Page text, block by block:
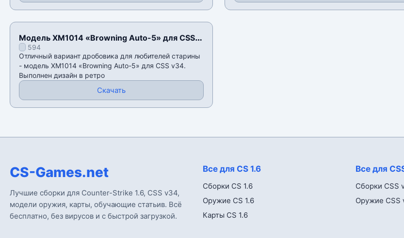
Модель XM1014 «Browning Auto-5» для CSS
v34594
Отличный вариант дробовика для любителей старины
- модель XM1014 «Browning Auto-5» для CSS v34.
Выполнен дизайн в ретро
Скачать
CS-Games.net
Лучшие сборки для Counter-Strike 1.6, CSS v34,
модели оружия, карты, обучающие статьив. Всё
бесплатно, без вирусов и с быстрой загрузкой.
Все для CS 1.6
Сборки CS 1.6
Оружие CS 1.6
Карты CS 1.6
Все для
Сборки CSS
Оружие CSS